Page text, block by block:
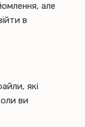
але
в
які
ви